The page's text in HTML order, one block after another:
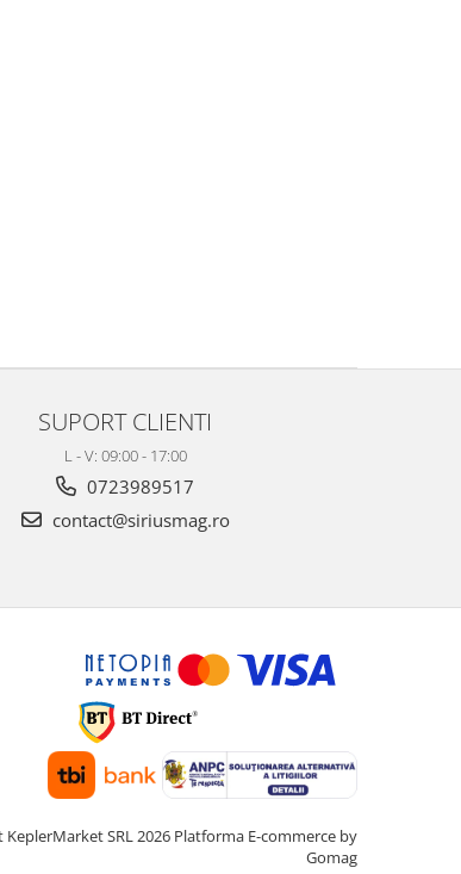
SUPORT CLIENTI
L - V: 09:00 - 17:00
0723989517
contact@siriusmag.ro
SRL 2026 Platforma E-commerce by
Gomag